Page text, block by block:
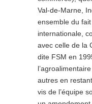
Val-de-Marne,
ensemble du
internationale,
avec celle de la
dite FSM en
autres en
vis de l’équipe